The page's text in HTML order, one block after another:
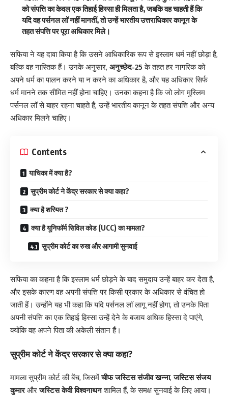
को संपत्ति का केवल एक तिहाई हिस्सा ही मिलता है, जबकि वह चाहती हैं कि
यदि वह पर्सनल लॉ नहीं मानतीं, तो उन्हें भारतीय उत्तराधिकार कानून के
तहत संपत्ति पर पूरा अधिकार मिले।
सफिया ने यह दावा किया है कि उसने आधिकारिक रूप से इस्लाम धर्म नहीं छोड़ा है,
बल्कि वह नास्तिक हैं। उनके अनुसार, अनुच्छेद-25 के तहत हर नागरिक को
अपने धर्म का पालन करने या न करने का अधिकार है, और यह अधिकार सिर्फ
धर्म मानने तक सीमित नहीं होना चाहिए। उनका कहना है कि जो लोग मुस्लिम
पर्सनल लॉ से बाहर रहना चाहते हैं, उन्हें भारतीय कानून के तहत संपत्ति और अन्य
अधिकार मिलने चाहिए।
Contents
याचिका में क्या है?
सुप्रीम कोर्ट ने केंद्र सरकार से क्या कहा?
क्या है शरियत ?
क्या है यूनिफॉर्म सिविल कोड (UCC) का मामला?
सुप्रीम कोर्ट का रुख और आगामी सुनवाई
सफिया का कहना है कि इस्लाम धर्म छोड़ने के बाद समुदाय उन्हें बाहर कर देता है,
और इसके कारण वह अपनी संपत्ति पर किसी प्रकार के अधिकार से वंचित हो
जाती हैं। उन्होंने यह भी कहा कि यदि पर्सनल लॉ लागू नहीं होगा, तो उनके पिता
अपनी संपत्ति का एक तिहाई हिस्सा उन्हें देने के बजाय अधिक हिस्सा दे पाएंगे,
क्योंकि वह अपने पिता की अकेली संतान हैं।
सुप्रीम कोर्ट ने केंद्र सरकार से क्या कहा?
मामला सुप्रीम कोर्ट की बेंच, जिसमेंचीफ जस्टिस संजीव खन्ना,जस्टिस संजय
कुमारऔरजस्टिस केवी विश्वनाथनशामिल हैं, के समक्ष सुनवाई के लिए आया।